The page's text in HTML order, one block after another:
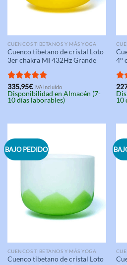
CUENCOS TIBETANOS Y MÁS YOGA
Cuenco tibetano de cristal Loto
3er chakra MI 432Hz Grande
Valorado
con5.00
de 5
335,95€ IVA incluido
Disponibilidad en Almacén (7-
10 días laborables)
4°
de
10
BAJO PEDIDO
CUENCOS TIBETANOS Y MÁS YOGA
Cuenco tibetano de cristal Loto